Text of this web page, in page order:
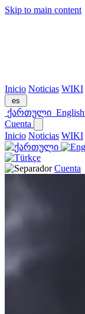
Skip to main content
Inicio Noticias WIKI
es
ქართული English
Cuenta
Inicio Noticias WIKI
Cuenta